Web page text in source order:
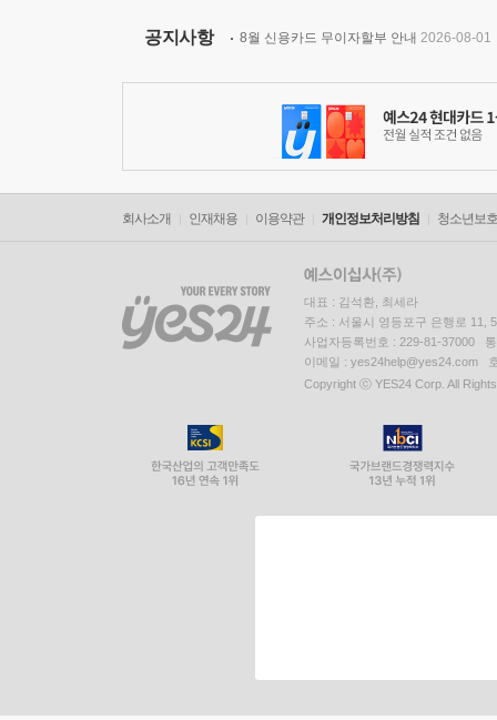
공지사항 8월 신용카드 무이자할부 안내 2026-08-01
회사소개 인재채용 이용약관 개인정보처리방침 청소년보
대표 : 김석환, 최세라
주소 : 서울시 영등포구 은행로 11,
사업자등록번호 : 229-81-37000
이메일 : yes24help@yes24.com
Copyright ⓒ YES24 Corp. All